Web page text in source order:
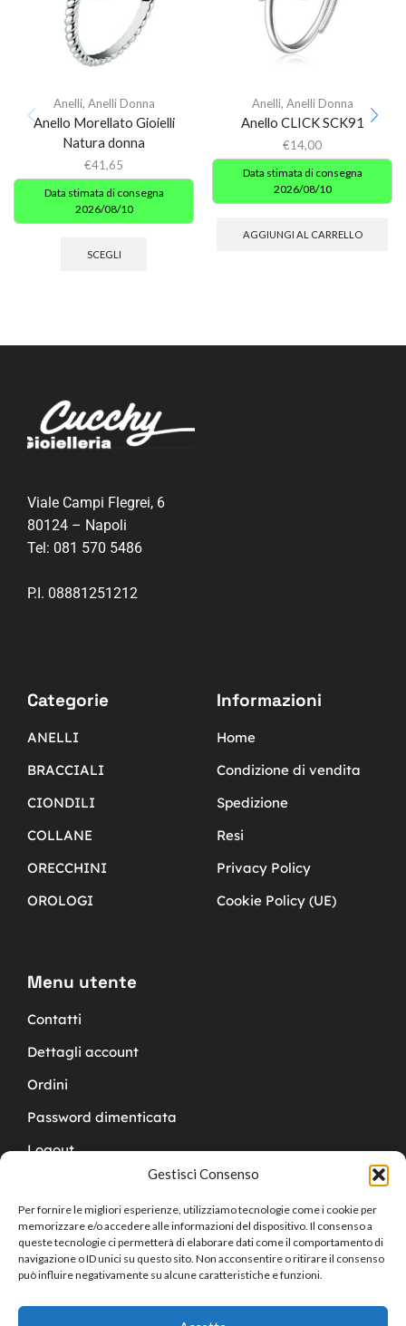
Gestisci Consenso
Per fornire le migliori esperienze, utilizziamo tecnologie come i cookie per
memorizzare e/o accedere alle informazioni del dispositivo. Il consenso a
queste tecnologie ci permetterà di elaborare dati come il comportamento di
navigazione o ID unici su questo sito. Non acconsentire o ritirare il consenso
può influire negativamente su alcune caratteristiche e funzioni.
Anelli, Anelli Donna
Anello Morellato Gioielli
Natura donna
€41,65
Data stimata di consegna
2026/08/10
SCEGLI
Anelli, Anelli Donna
Anello CLICK SCK91
€14,00
Data stimata di consegna
2026/08/10
AGGIUNGI AL CARRELLO
Viale Campi Flegrei, 6
80124 – Napoli
Tel: 081 570 5486
P.I. 08881251212
Categorie
ANELLI
BRACCIALI
CIONDILI
COLLANE
ORECCHINI
OROLOGI
Informazioni
Home
Condizione di vendita
Spedizione
Resi
Privacy Policy
Cookie Policy (UE)
Menu utente
Contatti
Dettagli account
Ordini
Password dimenticata
Logout
Copyright © 2024 Cucchy Gioielleria